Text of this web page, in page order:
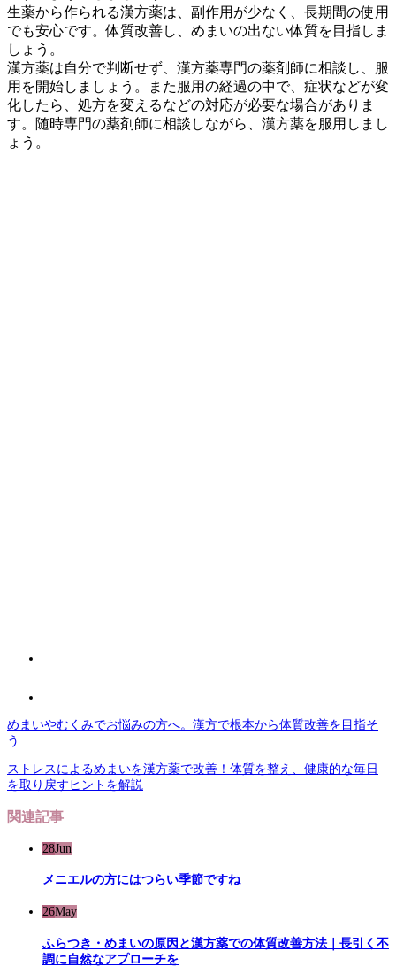
生薬から作られる漢方薬は、副作用が少なく、長期間の使用
でも安心です。体質改善し、めまいの出ない体質を目指しま
しょう。
漢方薬は自分で判断せず、漢方薬専門の薬剤師に相談し、服
用を開始しましょう。また服用の経過の中で、症状などが変
化したら、処方を変えるなどの対応が必要な場合がありま
す。随時専門の薬剤師に相談しながら、漢方薬を服用しまし
ょう。
めまいやむくみでお悩みの方へ。漢方で根本から体質改善を目指そ
う
ストレスによるめまいを漢方薬で改善！体質を整え、健康的な毎日
を取り戻すヒントを解説
関連記事
28Jun
メニエルの方にはつらい季節ですね
26May
ふらつき・めまいの原因と漢方薬での体質改善方法｜長引く不
調に自然なアプローチを